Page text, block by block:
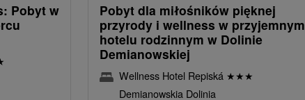
Pobyt w
Pobyt dla miłośników pięknej
przyrody i wellness w przyjemnym
hotelu rodzinnym w Dolinie
Demianowskiej
Wellness Hotel Repiská ★★★
Demianowskia Dolinia